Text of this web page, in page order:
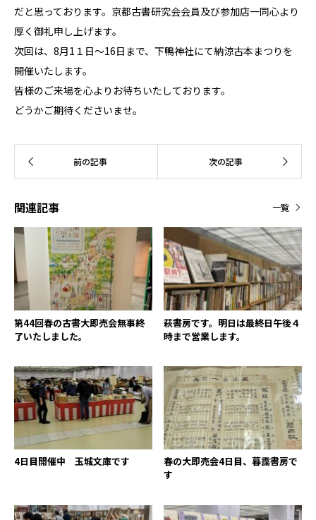
だと思っております。京都古書研究会会員及び参加店一同心より
厚く御礼申し上げます。
次回は、8月1１日～16日まで、下鴨神社にて納涼古本まつりを
開催いたします。
皆様のご来場を心よりお待ちいたしております。
どうかご期待くださいませ。
関連記事 一覧
第44回春の古書大即売会無事終
了いたしました。
萩書房です。明日は最終日午後４
時まで営業します。
4日目開催中 玉城文庫です
春の大即売会4日目、暮靄書房で
す